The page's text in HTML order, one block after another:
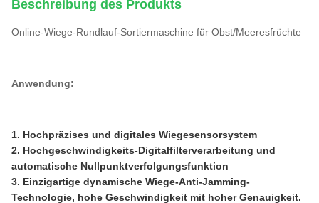
Beschreibung des Produkts
Online-Wiege-Rundlauf-Sortiermaschine für Obst/Meeresfrüchte
Anwendung:
1. Hochpräzises und digitales Wiegesensorsystem
2. Hochgeschwindigkeits-Digitalfilterverarbeitung und
automatische Nullpunktverfolgungsfunktion
3. Einzigartige dynamische Wiege-Anti-Jamming-
Technologie, hohe Geschwindigkeit mit hoher Genauigkeit.